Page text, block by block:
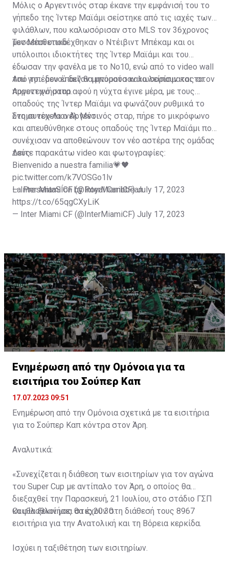
Μόλις ο Αργεντινός σταρ έκανε την εμφάνισή του το
γήπεδο της Ίντερ Μαϊάμι σείστηκε από τις ιαχές των
φιλάθλων, που καλωσόρισαν στο MLS τον 36χρονος
μεσοεπιθετικό.
Τον Μέσι υποδέχθηκαν ο Ντέιβιντ Μπέκαμ και οι
υπόλοιποι ιδιοκτήτες της Ίντερ Μαϊάμι και του
έδωσαν την φανέλα με το Νο10, ενώ από το video wall
του γηπέδου έπαιζαν μηνύματα καλωσορίσματος στον
Αργεντινό σταρ.
Από το... μενού δεν θα μπορούσαν να λείπουν και τα
πυροτεχνήματα αφού η νύχτα έγινε μέρα, με τους
οπαδούς της Ίντερ Μαϊάμι να φωνάζουν ρυθμικά το
όνομα του Λιονέλ Μέσι.
Στη συνέχεια ο Αργεντινός σταρ, πήρε το μικρόφωνο
και απευθύνθηκε στους οπαδούς της Ίντερ Μαϊάμι που
συνέχισαν να αποθεώνουν τον νέο αστέρα της ομάδας
τους.
Δείτε παρακάτω video και φωτογραφίες:
Bienvenido a nuestra familia💗🖤
pic.twitter.com/k7VOSGo1lv
— Inter Miami CF (@InterMiamiCF)July 17, 2023
La PresentaSÍon by Royal Caribbean
https://t.co/65qgCXyLiK
— Inter Miami CF (@InterMiamiCF) July 17, 2023
Ενημέρωση από την Ομόνοια για τα
εισιτήρια του Σούπερ Καπ
17.07.2023 09:51
Ενημέρωση από την Ομόνοια σχετικά με τα εισιτήρια
για το Σούπερ Καπ κόντρα στον Άρη.
Αναλυτικά:
«Συνεχίζεται η διάθεση των εισιτηρίων για τον αγώνα
του Super Cup με αντίπαλο τον Άρη, ο οποίος θα
διεξαχθεί την Παρασκευή, 21 Ιουλίου, στο στάδιο ΓΣΠ
και θα ξεκινήσει στις 20:30.
Οι φίλαθλοί μας θα έχουν στη διάθεσή τους 8967
εισιτήρια για την Ανατολική και τη Βόρεια κερκίδα.
Ισχύει η ταξιθέτηση των εισιτηρίων.